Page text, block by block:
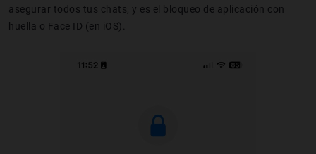
asegurar todos tus chats, y es el bloqueo de aplicación con
huella o Face ID (en iOS).